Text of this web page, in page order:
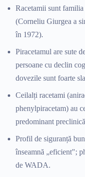
Racetamii sunt
(Corneliu Giurgea a
în 1972).
Piracetamul are sute
persoane cu declin
dovezile sunt foarte
Ceilalți racetami
phenylpiracetam) au
predominant
Profil de siguranță
înseamnă „eficient";
de WADA.